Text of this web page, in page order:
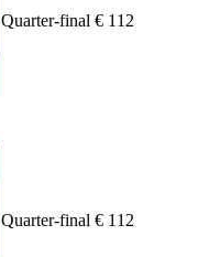
Quarter-final € 112
Quarter-final € 112